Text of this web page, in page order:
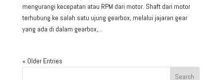
mengurangi kecepatan atau RPM dari motor. Shaft dari motor
terhubung ke salah satu ujung gearbox, melalui jajaran gear
yang ada di dalam gearbox,...
« Older Entries